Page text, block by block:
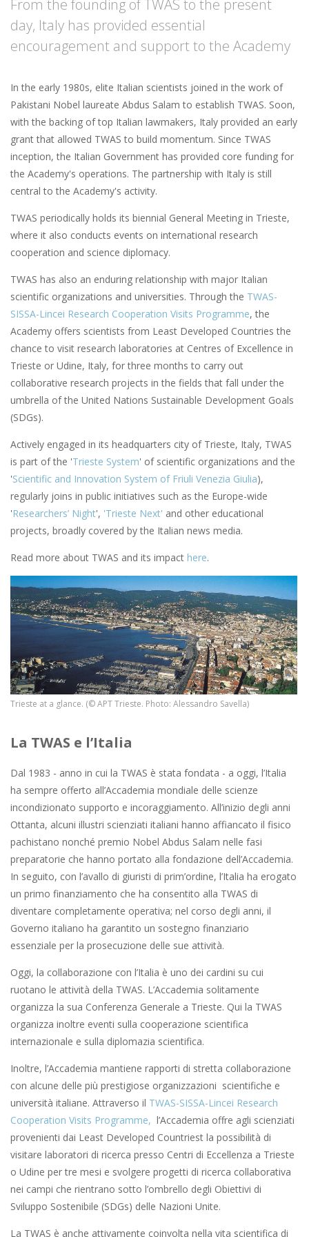
From the founding of TWAS to the present
day, Italy has provided essential
encouragement and support to the Academy
In the early 1980s, elite Italian scientists joined in the work of
Pakistani Nobel laureate Abdus Salam to establish TWAS. Soon,
with the backing of top Italian lawmakers, Italy provided an early
grant that allowed TWAS to build momentum. Since TWAS
inception, the Italian Government has provided core funding for
the Academy's operations. The partnership with Italy is still
central to the Academy's activity.
TWAS periodically holds its biennial General Meeting in Trieste,
where it also conducts events on international research
cooperation and science diplomacy.
TWAS has also an enduring relationship with major Italian
scientific organizations and universities. Through the TWAS-
SISSA-Lincei Research Cooperation Visits Programme, the
Academy offers scientists from Least Developed Countries the
chance to visit research laboratories at Centres of Excellence in
Trieste or Udine, Italy, for three months to carry out
collaborative research projects in the fields that fall under the
umbrella of the United Nations Sustainable Development Goals
(SDGs).
Actively engaged in its headquarters city of Trieste, Italy, TWAS
is part of the 'Trieste System' of scientific organizations and the
'Scientific and Innovation System of Friuli Venezia Giulia),
regularly joins in public initiatives such as the Europe-wide
'Researchers’ Night', 'Trieste Next' and other educational
projects, broadly covered by the Italian news media.
Read more about TWAS and its impact here.
Trieste at a glance. (© APT Trieste. Photo: Alessandro Savella)
La TWAS e l’Italia
Dal 1983 - anno in cui la TWAS è stata fondata - a oggi, l’Italia
ha sempre offerto all’Accademia mondiale delle scienze
incondizionato supporto e incoraggiamento. All’inizio degli anni
Ottanta, alcuni illustri scienziati italiani hanno affiancato il fisico
pachistano nonché premio Nobel Abdus Salam nelle fasi
preparatorie che hanno portato alla fondazione dell’Accademia.
In seguito, con l’avallo di giuristi di prim’ordine, l’Italia ha erogato
un primo finanziamento che ha consentito alla TWAS di
diventare completamente operativa; nel corso degli anni, il
Governo italiano ha garantito un sostegno finanziario
essenziale per la prosecuzione delle sue attività.
Oggi, la collaborazione con l’Italia è uno dei cardini su cui
ruotano le attività della TWAS. L’Accademia solitamente
organizza la sua Conferenza Generale a Trieste. Qui la TWAS
organizza inoltre eventi sulla cooperazione scientifica
internazionale e sulla diplomazia scientifica.
Inoltre, l’Accademia mantiene rapporti di stretta collaborazione
con alcune delle più prestigiose organizzazioni scientifiche e
università italiane. Attraverso il TWAS-SISSA-Lincei Research
Cooperation Visits Programme, l’Accademia offre agli scienziati
provenienti dai Least Developed Countriest la possibilità di
visitare laboratori di ricerca presso Centri di Eccellenza a Trieste
o Udine per tre mesi e svolgere progetti di ricerca collaborativa
nei campi che rientrano sotto l’ombrello degli Obiettivi di
Sviluppo Sostenibile (SDGs) delle Nazioni Unite.
La TWAS è anche attivamente coinvolta nella vita scientifica di